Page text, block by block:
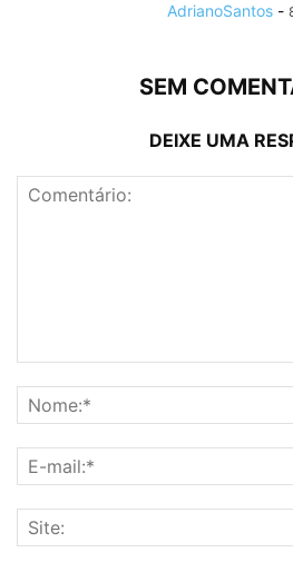
AdrianoSantos -
SEM
DEIXE UMA